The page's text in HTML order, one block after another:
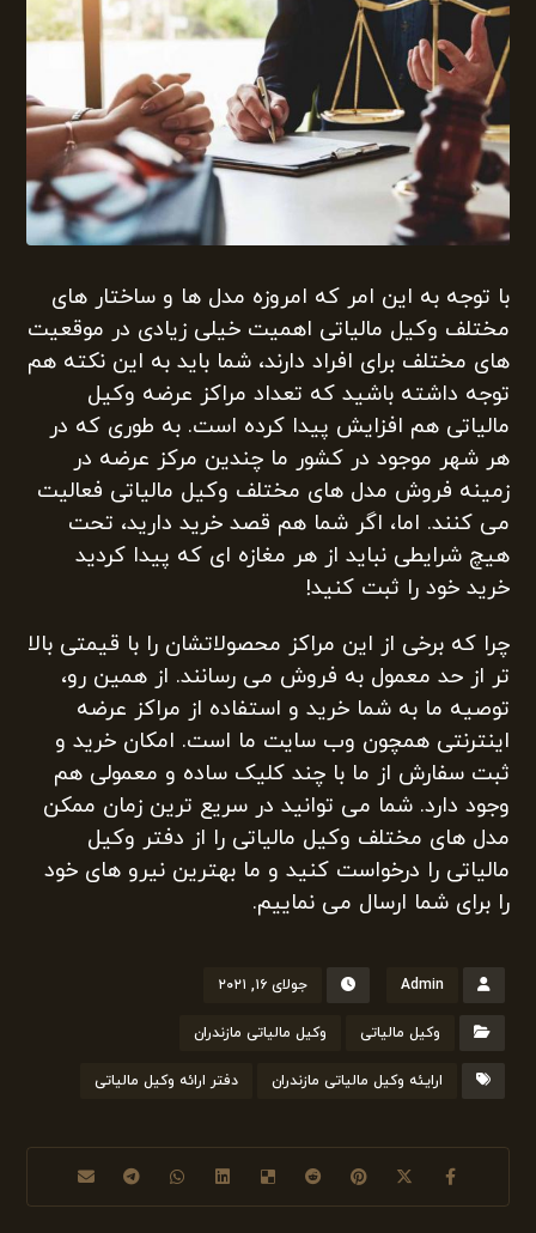
با توجه به این امر که امروزه مدل ها و ساختار های
مختلف وکیل مالیاتی اهمیت خیلی زیادی در موقعیت
های مختلف برای افراد دارند، شما باید به این نکته هم
توجه داشته باشید که تعداد مراکز عرضه وکیل
مالیاتی هم افزایش پیدا کرده است. به طوری که در
هر شهر موجود در کشور ما چندین مرکز عرضه در
زمینه فروش مدل های مختلف وکیل مالیاتی فعالیت
می کنند. اما، اگر شما هم قصد خرید دارید، تحت
هیچ شرایطی نباید از هر مغازه ای که پیدا کردید
خرید خود را ثبت کنید!
چرا که برخی از این مراکز محصولاتشان را با قیمتی بالا
تر از حد معمول به فروش می رسانند. از همین رو،
توصیه ما به شما خرید و استفاده از مراکز عرضه
اینترنتی همچون وب سایت ما است. امکان خرید و
ثبت سفارش از ما با چند کلیک ساده و معمولی هم
وجود دارد. شما می توانید در سریع ترین زمان ممکن
مدل های مختلف وکیل مالیاتی را از دفتر وکیل
مالیاتی را درخواست کنید و ما بهترین نیرو های خود
را برای شما ارسال می نماییم.
Admin جولای ۱۶, ۲۰۲۱
وکیل مالیاتی وکیل مالیاتی مازندران
ارایئه وکیل مالیاتی مازندران دفتر ارائه وکیل مالیاتی